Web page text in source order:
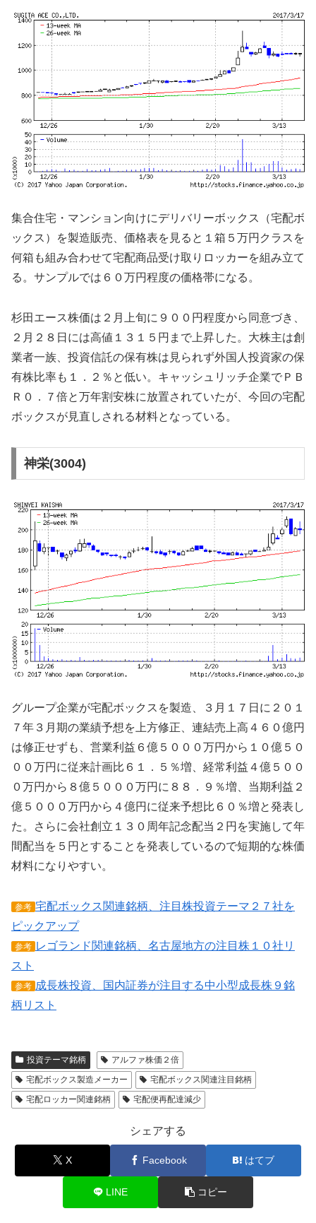
集合住宅・マンション向けにデリバリーボックス（宅配ボ
ックス）を製造販売、価格表を見ると１箱５万円クラスを
何箱も組み合わせて宅配商品受け取りロッカーを組み立て
る。サンプルでは６０万円程度の価格帯になる。
杉田エース株価は２月上旬に９００円程度から同意づき、
２月２８日には高値１３１５円まで上昇した。大株主は創
業者一族、投資信託の保有株は見られず外国人投資家の保
有株比率も１．２％と低い。キャッシュリッチ企業でＰＢ
Ｒ０．７倍と万年割安株に放置されていたが、今回の宅配
ボックスが見直しされる材料となっている。
神栄(3004)
グループ企業が宅配ボックスを製造、３月１７日に２０１
７年３月期の業績予想を上方修正、連結売上高４６０億円
は修正せずも、営業利益６億５０００万円から１０億５０
００万円に従来計画比６１．５％増、経常利益４億５００
０万円から８億５０００万円に８８．９％増、当期利益２
億５０００万円から４億円に従来予想比６０％増と発表し
た。さらに会社創立１３０周年記念配当２円を実施して年
間配当を５円とすることを発表しているので短期的な株価
材料になりやすい。
参考 宅配ボックス関連銘柄、注目株投資テーマ２７社を
ピックアップ
参考 レゴランド関連銘柄、名古屋地方の注目株１０社リ
スト
参考 成長株投資、国内証券が注目する中小型成長株９銘
柄リスト
投資テーマ銘柄
アルファ株価２倍
宅配ボックス製造メーカー
宅配ボックス関連注目銘柄
宅配ロッカー関連銘柄
宅配便再配達減少
シェアする
X Facebook はてブ
LINE コピー